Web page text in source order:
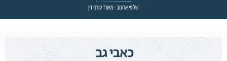
שלומי ארונוב - משרד עורכי דין